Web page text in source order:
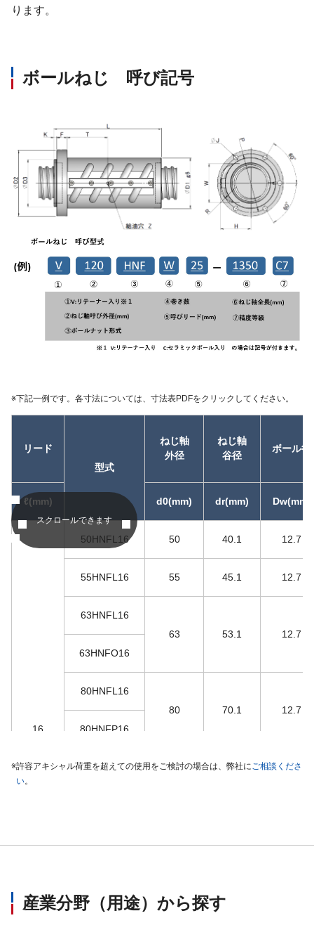
ります。
ボールねじ 呼び記号
※下記一例です。各寸法については、寸法表PDFをクリックしてください。
スクロールできます
リード
型式
ねじ軸
外径
ねじ軸
谷径
ボール径
ℓ(mm) d0(mm) dr(mm) Dw(mm)
16
50HNFL16 50 40.1 12.7
55HNFL16 55 45.1 12.7
63HNFL16
63
53.1
12.7
63HNFO16
80HNFL16
80
70.1
12.7
80HNFP16
100HNFL16
125HNFL16
※許容アキシャル荷重を超えての使用をご検討の場合は、弊社にご相談くださ
い。
産業分野（用途）から探す